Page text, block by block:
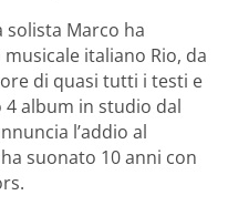
solista Marco ha
italiano Rio, da
di quasi tutti i testi e
4 album in studio dal
l’addio al
suonato 10 anni con